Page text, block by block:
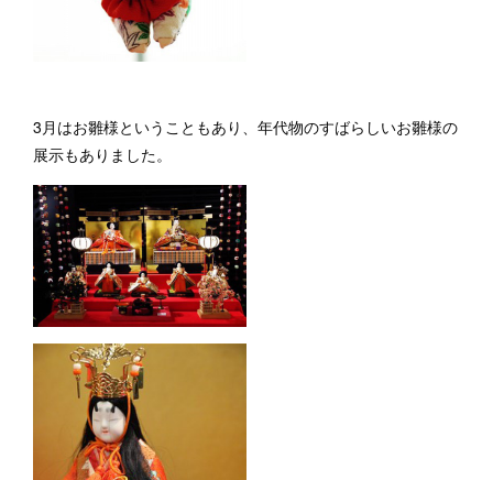
3月はお雛様ということもあり、年代物のすばらしいお雛様の
展示もありました。